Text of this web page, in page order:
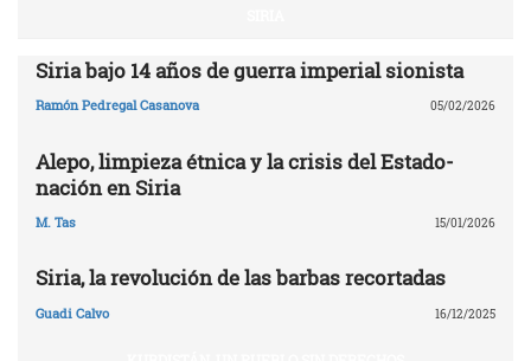
Siria bajo 14 años de guerra imperial sionista
Ramón Pedregal Casanova 05/02/2026
Alepo, limpieza étnica y la crisis del Estado-
nación en Siria
M. Tas 15/01/2026
Siria, la revolución de las barbas recortadas
Guadi Calvo 16/12/2025